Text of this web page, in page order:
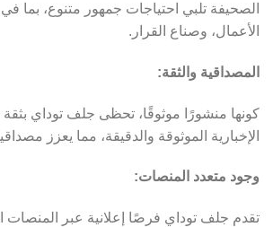
الصحيفة تلبي احتياجات جمهور متنوع، بما في
الأعمال، وصناع القرار.
المصداقية والثقة:
كونها منشورًا موثوقًا، تحظى جلف توداي بثقة
الإخبارية الموثوقة والدقيقة، مما يعزز
وجود متعدد المنصات:
تقدم جلف توداي فرصًا إعلانية عبر المنصات